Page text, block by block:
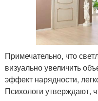
Примечательно, что
визуально увеличить
эффект нарядности,
Психологи утверждают,